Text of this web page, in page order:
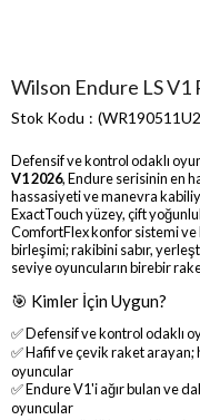
Wilson Endure LS V1
Stok Kodu
Defensif ve kontrol odaklı
V1 2026, Endure serisinin en
hassasiyeti ve manevra
ExactTouch yüzey, çift
ComfortFlex konfor sistemi ve
birleşimi; rakibini sabır,
seviye oyuncuların birebir
🎯 Kimler İçin Uygun?
✅ Defensif ve kontrol odaklı
✅ Hafif ve çevik raket arayan;
oyuncular
✅ Endure V1'i ağır bulan ve
oyuncular